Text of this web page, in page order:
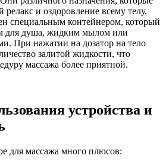
и оздоровление всему телу.
специальным контейнером, который
для душа, жидким мылом или
При нажатии на дозатор на тело
залитой жидкости, что
массажа более приятной.
устройства и
для массажа много плюсов: